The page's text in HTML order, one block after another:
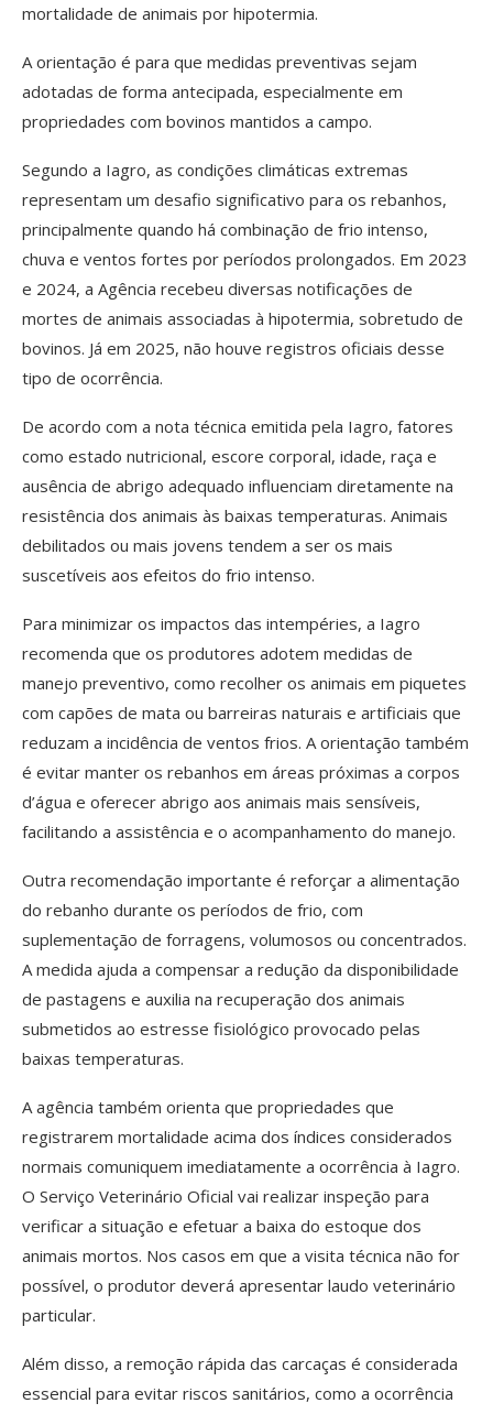
mortalidade de animais por hipotermia.
A orientação é para que medidas preventivas sejam
adotadas de forma antecipada, especialmente em
propriedades com bovinos mantidos a campo.
Segundo a Iagro, as condições climáticas extremas
representam um desafio significativo para os rebanhos,
principalmente quando há combinação de frio intenso,
chuva e ventos fortes por períodos prolongados. Em 2023
e 2024, a Agência recebeu diversas notificações de
mortes de animais associadas à hipotermia, sobretudo de
bovinos. Já em 2025, não houve registros oficiais desse
tipo de ocorrência.
De acordo com a nota técnica emitida pela Iagro, fatores
como estado nutricional, escore corporal, idade, raça e
ausência de abrigo adequado influenciam diretamente na
resistência dos animais às baixas temperaturas. Animais
debilitados ou mais jovens tendem a ser os mais
suscetíveis aos efeitos do frio intenso.
Para minimizar os impactos das intempéries, a Iagro
recomenda que os produtores adotem medidas de
manejo preventivo, como recolher os animais em piquetes
com capões de mata ou barreiras naturais e artificiais que
reduzam a incidência de ventos frios. A orientação também
é evitar manter os rebanhos em áreas próximas a corpos
d’água e oferecer abrigo aos animais mais sensíveis,
facilitando a assistência e o acompanhamento do manejo.
Outra recomendação importante é reforçar a alimentação
do rebanho durante os períodos de frio, com
suplementação de forragens, volumosos ou concentrados.
A medida ajuda a compensar a redução da disponibilidade
de pastagens e auxilia na recuperação dos animais
submetidos ao estresse fisiológico provocado pelas
baixas temperaturas.
A agência também orienta que propriedades que
registrarem mortalidade acima dos índices considerados
normais comuniquem imediatamente a ocorrência à Iagro.
O Serviço Veterinário Oficial vai realizar inspeção para
verificar a situação e efetuar a baixa do estoque dos
animais mortos. Nos casos em que a visita técnica não for
possível, o produtor deverá apresentar laudo veterinário
particular.
Além disso, a remoção rápida das carcaças é considerada
essencial para evitar riscos sanitários, como a ocorrência